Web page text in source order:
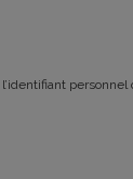
personnel